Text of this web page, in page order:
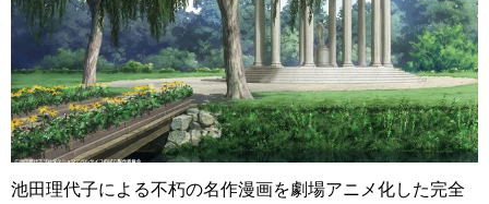
池田理代子による不朽の名作漫画を劇場アニメ化した完全